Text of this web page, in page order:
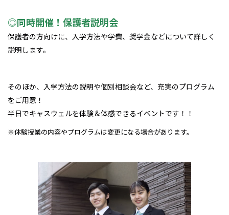
◎同時開催！保護者説明会
保護者の方向けに、入学方法や学費、奨学金などについて詳しく
説明します。
そのほか、入学方法の説明や個別相談会など、充実のプログラム
をご用意！
半日でキャスウェルを体験＆体感できるイベントです！！
※体験授業の内容やプログラムは変更になる場合があります。